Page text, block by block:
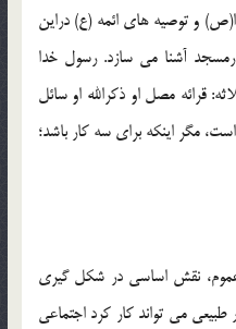
و توصیه های ائمه (ع) دراین
آشنا می سازد. رسول خدا
قرائه مصل او ذکرالله او سائل
است، مگر اینکه برای سه کار باشد؛
نقش اساسی در شکل گیری
می تواند کار کرد اجتماعی